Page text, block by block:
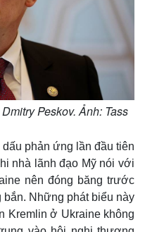
Peskov. Ảnh: Tass
phản ứng lần đầu tiên
nhà lãnh đạo Mỹ nói với
nên đóng băng trước
Những phát biểu này
Kremlin ở Ukraine không